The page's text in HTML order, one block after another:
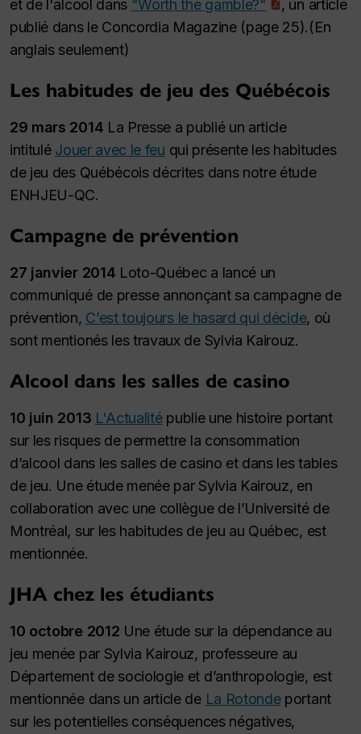
et de l'alcool dans "Worth the gamble?"
, un article
publié dans le Concordia Magazine (page 25).(En
anglais seulement)
Les habitudes de jeu des Québécois
29 mars 2014 La Presse a publié un article
intitulé Jouer avec le feu qui présente les habitudes
de jeu des Québécois décrites dans notre étude
ENHJEU-QC.
Campagne de prévention
27 janvier 2014 Loto-Québec a lancé un
communiqué de presse annonçant sa campagne de
prévention, C’est toujours le hasard qui décide, où
sont mentionés les travaux de Sylvia Kairouz.
Alcool dans les salles de casino
10 juin 2013 L'Actualitépublie une histoire portant
sur les risques de permettre la consommation
d’alcool dans les salles de casino et dans les tables
de jeu. Une étude menée par Sylvia Kairouz, en
collaboration avec une collègue de l’Université de
Montréal, sur les habitudes de jeu au Québec, est
mentionnée.
JHA chez les étudiants
10 octobre 2012 Une étude sur la dépendance au
jeu menée par Sylvia Kairouz, professeure au
Département de sociologie et d’anthropologie, est
mentionnée dans un article de La Rotondeportant
sur les potentielles conséquences négatives,